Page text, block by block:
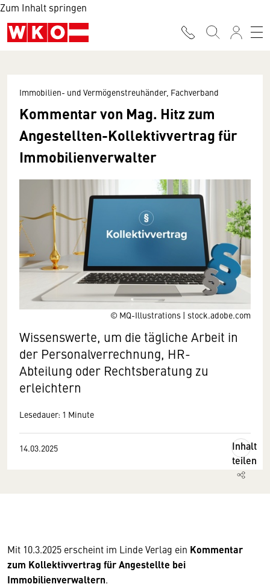
Zum Inhalt springen
© MQ-Illustrations | stock.adobe.com
Immobilien- und Vermögenstreuhänder, Fachverband
Kommentar von Mag. Hitz zum
Angestellten-Kollektivvertrag für
Immobilienverwalter
Wissenswerte, um die tägliche Arbeit in
der Personalverrechnung, HR-
Abteilung oder Rechtsberatung zu
erleichtern
Lesedauer: 1 Minute
14.03.2025
Inhalt
teilen
Mit 10.3.2025 erscheint im Linde Verlag ein Kommentar
zum Kollektivvertrag für Angestellte bei
Immobilienverwaltern.